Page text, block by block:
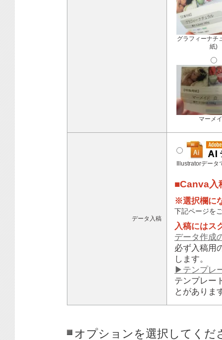
グラフィーナチ
紙)
マーメ
データ入稿
Illustratorデータ
■Canva入
※選択欄に
下記ページを
入稿にはス
データ作成
必ず入稿用
します。
▶テンプレ
テンプレー
とがありま
オプションを選択してくだ